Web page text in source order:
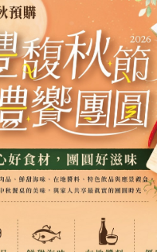
克×10小包)
薄荷、桑葉、白茅根、淡
未開封可保存2年
用200~300毫升的熱水
惜食 RPET 食譜